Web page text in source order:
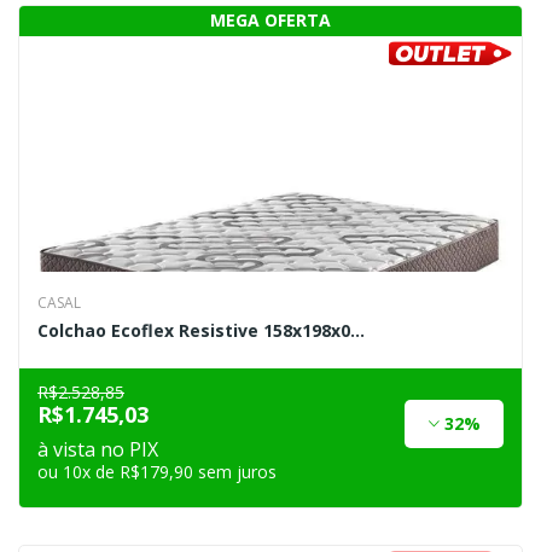
CASAL
Colchao Ecoflex Resistive 158x198x0...
R$2.528,85
R$1.745,03 32%
à vista no PIX
ou 10x de R$179,90 sem juros